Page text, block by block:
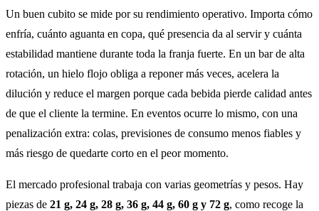
Un buen cubito se mide por su rendimiento operativo. Importa cómo
enfría, cuánto aguanta en copa, qué presencia da al servir y cuánta
estabilidad mantiene durante toda la franja fuerte. En un bar de alta
rotación, un hielo flojo obliga a reponer más veces, acelera la
dilución y reduce el margen porque cada bebida pierde calidad antes
de que el cliente la termine. En eventos ocurre lo mismo, con una
penalización extra: colas, previsiones de consumo menos fiables y
más riesgo de quedarte corto en el peor momento.
El mercado profesional trabaja con varias geometrías y pesos. Hay
piezas de 21 g, 24 g, 28 g, 36 g, 44 g, 60 g y 72 g, como recoge la